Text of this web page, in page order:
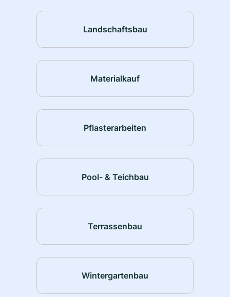
Landschaftsbau
Materialkauf
Pflasterarbeiten
Pool- & Teichbau
Terrassenbau
Wintergartenbau